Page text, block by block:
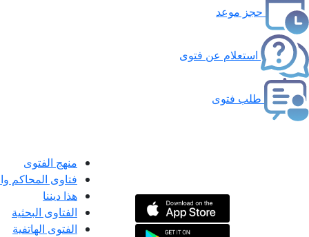
حجز موعد
استعلام عن فتوى
طلب فتوى
منهج الفتوى
فتاوى المحاكم
هذا ديننا
الفتاوى البحثية
الفتوى الهاتفية